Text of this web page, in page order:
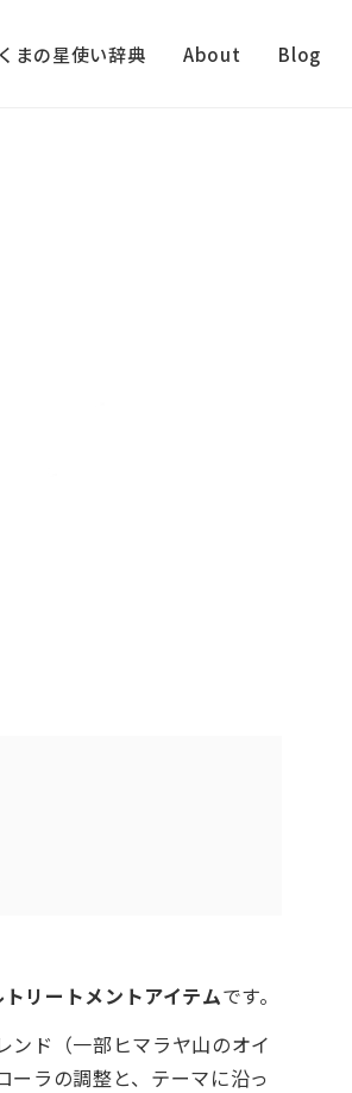
まの星使い辞典 About Blog
リートメントアイテムです。
ンド（一部ヒマラヤ山のオイ
ラの調整と、テーマに沿っ